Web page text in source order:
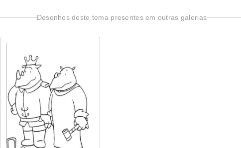
Desenhos deste tema presentes em outras galerias